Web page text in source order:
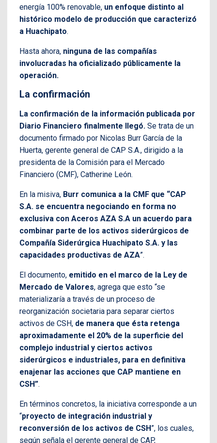
energía 100% renovable, un enfoque distinto al
histórico modelo de producción que caracterizó
a Huachipato.
Hasta ahora, ninguna de las compañías
involucradas ha oficializado públicamente la
operación.
La confirmación
La confirmación de la información publicada por
Diario Financiero finalmente llegó. Se trata de un
documento firmado por Nicolas Burr García de la
Huerta, gerente general de CAP S.A., dirigido a la
presidenta de la Comisión para el Mercado
Financiero (CMF), Catherine León.
En la misiva, Burr comunica a la CMF que “CAP
S.A. se encuentra negociando en forma no
exclusiva con Aceros AZA S.A un acuerdo para
combinar parte de los activos siderúrgicos de
Compañía Siderúrgica Huachipato S.A. y las
capacidades productivas de AZA”.
El documento, emitido en el marco de la Ley de
Mercado de Valores, agrega que esto “se
materializaría a través de un proceso de
reorganización societaria para separar ciertos
activos de CSH, de manera que ésta retenga
aproximadamente el 20% de la superficie del
complejo industrial y ciertos activos
siderúrgicos e industriales, para en definitiva
enajenar las acciones que CAP mantiene en
CSH”.
En términos concretos, la iniciativa corresponde a un
“proyecto de integración industrial y
reconversión de los activos de CSH ”, los cuales,
según señala el gerente general de CAP,